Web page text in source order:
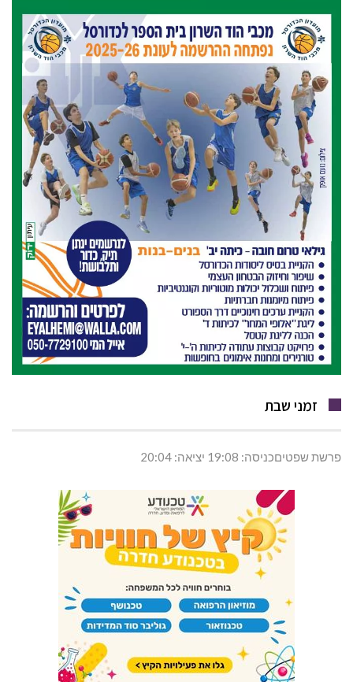
זמני שבת
פרשת שפטיםכניסה: 19:08 יציאה: 20:04